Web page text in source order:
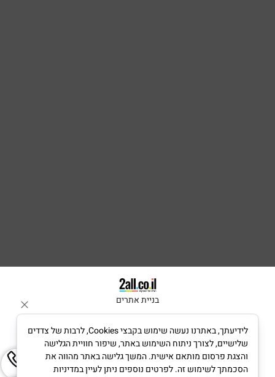
בניית אתרים
לידיעתך, באתרנו נעשה שימוש בקבצי Cookies, לרבות של צדדים
שלישיים, לצורך ניתוח השימוש באתר, שיפור חוויית הגלישה
והצגת פרסום מותאם אישית. המשך גלישה באתר מהווה את
הסכמתך לשימוש זה. לפרטים נוספים ניתן לעיין במדיניות